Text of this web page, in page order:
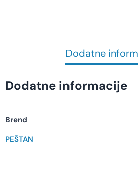
Dodatne
Dodatne informacije
Brend
PEŠTAN